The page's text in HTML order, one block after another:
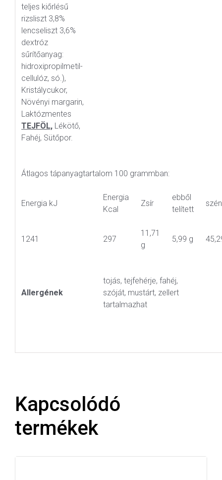
teljes kiőrlésű
rizsliszt 3,8%
lencseliszt 3,6%
dextróz
sűrítőanyag:
hidroxipropilmetil-
cellulóz, só.),
Kristálycukor,
Növényi margarin,
Laktózmentes
TEJFÖL, Lékötő,
Fahéj, Sütőpor.
Átlagos tápanyagtartalom 100 grammban:
Energia kJ
Energia
Kcal
Zsír
ebből
telített
1241 297
11,71
g
5,99 g
Allergének
tojás, tejfehérje, fahéj,
szóját, mustárt, zellert
tartalmazhat
Kapcsolódó
termékek